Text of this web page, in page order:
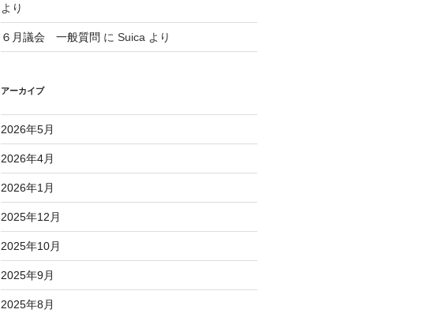
より
６月議会 一般質問 に Suica より
アーカイブ
2026年5月
2026年4月
2026年1月
2025年12月
2025年10月
2025年9月
2025年8月